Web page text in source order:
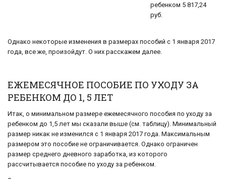
ребенком 5 817,24
руб.
Однако некоторые изменения в размерах пособий с 1 января 2017
года, все же, произойдут. О них расскажем далее.
ЕЖЕМЕСЯЧНОЕ ПОСОБИЕ ПО УХОДУ ЗА
РЕБЕНКОМ ДО 1, 5 ЛЕТ
Итак, о минимальном размере ежемесячного пособия по уходу за
ребенком до 1,5 лет мы сказали выше (см. таблицу). Минимальный
размер никак не изменился с 1 января 2017 года. Максимальным
размером это пособие не ограничивается. Однако ограничен
размер среднего дневного заработка, из которого
рассчитывается пособие по уходу за ребенком.